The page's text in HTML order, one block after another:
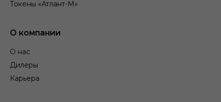
Токены «Атлант-М»
О компании
О нас
Дилеры
Карьера